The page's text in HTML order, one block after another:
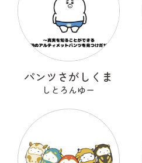
パンツさがしくま
しとろんゆー